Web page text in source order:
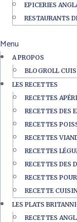
EPICERIES
RESTAURANTS
Menu
A PROPOS
BLOGROLL
LES RECETTES
RECETTES
RECETTES DES
RECETTES
RECETTES
RECETTES
RECETTES DES
RECETTES
RECETTE
LES PLATS
RECETTES